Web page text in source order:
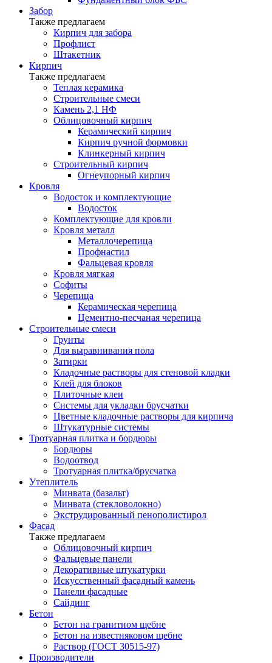
Забор
Также предлагаем
Кирпич для забора
Профлист
Штакетник
Кирпич
Также предлагаем
Теплая керамика
Строительные смеси
Камень 2,1 НФ
Облицовочный кирпич
Керамический кирпич
Кирпич ручной формовки
Клинкерный кирпич
Строительный кирпич
Огнеупорный кирпич
Кровля
Водосток и комплектующие
Водосток
Комплектующие для кровли
Кровля металл
Металлочерепица
Профнастил
Фальцевая кровля
Кровля мягкая
Софиты
Черепица
Керамическая черепица
Цементно-песчаная черепица
Строительные смеси
Грунты
Для выравнивания пола
Затирки
Кладочные растворы для стеновой кладки
Клей для блоков
Плиточные клеи
Системы для укладки брусчатки
Цветные кладочные растворы для кирпича
Штукатурные системы
Тротуарная плитка и бордюры
Бордюры
Водоотвод
Тротуарная плитка/брусчатка
Утеплитель
Минвата (базальт)
Минвата (стекловолокно)
Экструдированный пенополистирол
Фасад
Также предлагаем
Облицовочный кирпич
Фальцевые панели
Декоративные штукатурки
Искусственный фасадный камень
Панели фасадные
Сайдинг
Бетон
Бетон на гранитном щебне
Бетон на известняковом щебне
Раствор (ГОСТ 30515-97)
Производители